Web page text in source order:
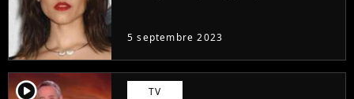
5 septembre 2023
player2 TV